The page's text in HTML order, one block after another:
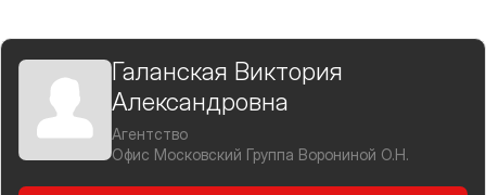
Галанская Виктория
Александровна
Агентство
Офис Московский Группа Ворониной О.Н.